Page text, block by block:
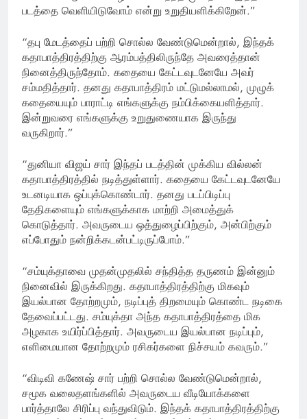
படத்தை வெளியிடுவோம் என்று உறுதியளிக்கிறேன்.”
“தபு மேடத்தைப் பற்றி சொல்ல வேண்டுமென்றால், இந்தக்
கதாபாத்திரத்திற்கு ஆரம்பத்திலிருந்தே அவரைத்தான்
நினைத்திருந்தோம். கதையை கேட்டவுடனேயே அவர்
சம்மதித்தார். தனது கதாபாத்திரம் மட்டுமல்லாமல், முழுக்
கதையையும் பாராட்டி எங்களுக்கு நம்பிக்கையளித்தார்.
இன்றுவரை எங்களுக்கு உறுதுணையாக இருந்து
வருகிறார்.”
“துனியா விஜய் சார் இந்தப் படத்தின் முக்கிய வில்லன்
கதாபாத்திரத்தில் நடித்துள்ளார். கதையை கேட்டவுடனேயே
உடனடியாக ஒப்புக்கொண்டார். தனது படப்பிடிப்பு
தேதிகளையும் எங்களுக்காக மாற்றி அமைத்துக்
கொடுத்தார். அவருடைய ஒத்துழைப்பிற்கும், அன்பிற்கும்
எப்போதும் நன்றிக்கடன்பட்டிருப்போம்.”
“சம்யுக்தாவை முதன்முதலில் சந்தித்த தருணம் இன்னும்
நினைவில் இருக்கிறது. கதாபாத்திரத்திற்கு மிகவும்
இயல்பான தோற்றமும், நடிப்புத் திறமையும் கொண்ட நடிகை
தேவைப்பட்டது. சம்யுக்தா அந்த கதாபாத்திரத்தை மிக
அழகாக உயிர்ப்பித்தார். அவருடைய இயல்பான நடிப்பும்,
எளிமையான தோற்றமும் ரசிகர்களை நிச்சயம் கவரும்.”
“விடிவி கணேஷ் சார் பற்றி சொல்ல வேண்டுமென்றால்,
சமூக வலைதளங்களில் அவருடைய வீடியோக்களை
பார்த்தாலே சிரிப்பு வந்துவிடும். இந்தக் கதாபாத்திரத்திற்கு